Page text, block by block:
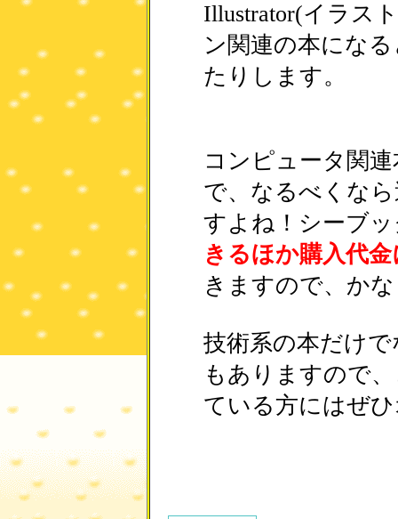
Illustrator(イラス
ン関連の本にな
たりします。
コンピュータ関
で、なるべくな
すよね！シーブッ
きるほか購入代
きますので、か
技術系の本だけ
もありますので
ている方にはぜ